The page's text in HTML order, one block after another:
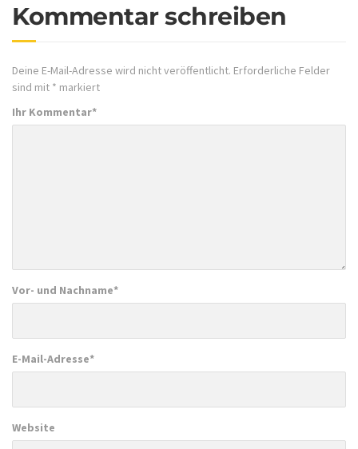
Kommentar schreiben
Deine E-Mail-Adresse wird nicht veröffentlicht. Erforderliche Felder
sind mit * markiert
Ihr Kommentar*
Vor- und Nachname*
E-Mail-Adresse*
Website